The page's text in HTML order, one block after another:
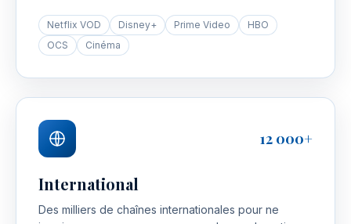
Netflix VOD Disney+ Prime Video
HBO
OCS
Cinéma
12 000+
International
Des milliers de chaînes internationales pour ne